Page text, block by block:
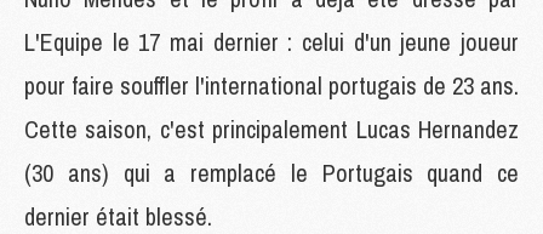
L'Equipe le 17 mai dernier : celui d'un jeune joueur
pour faire souffler l'international portugais de 23 ans.
Cette saison, c'est principalement Lucas Hernandez
(30 ans) qui a remplacé le Portugais quand ce
dernier était blessé.